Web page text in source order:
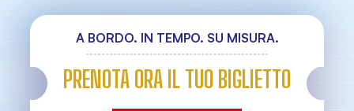
A BORDO. IN TEMPO. SU MISURA.
PRENOTA ORA IL TUO BIGLIETTO